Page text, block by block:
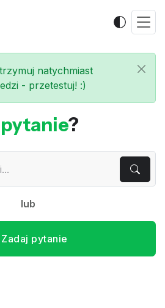
natychmiast
- przetestuj! :)
pytanie?
lub
Zadaj pytanie